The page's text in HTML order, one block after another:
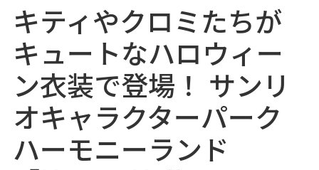
キティやクロミたちが
キュートなハロウィー
ン衣装で登場！ サンリ
オキャラクターパーク
ハーモニーランド